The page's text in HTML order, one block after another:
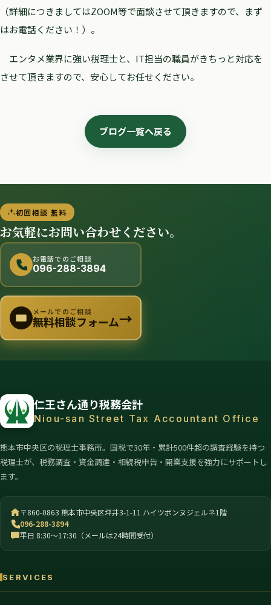
（詳細につきましてはZOOM等で面談させて頂きますので、まず
はお電話ください！）。
エンタメ業界に強い税理士と、IT担当の職員がきちっと対応を
させて頂きますので、安心してお任せください。
ブログ一覧へ戻る
初回相談 無料
お気軽にお問い合わせください。
お電話でのご相談
096-288-3894
メールでのご相談
無料相談フォーム→
仁王さん通り税務会計
Niou-san Street Tax Accountant Office
熊本市中央区の税理士事務所。国税で30年・累計500件超の調査経験を持つ
税理士が、税務調査・資金調達・相続税申告・開業支援を強力にサポートし
ます。
〒860-0863 熊本市中央区坪井3-1-11 ハイツボンヌジェルネ1階
096-288-3894
平日 8:30〜17:30（メールは24時間受付）
SERVICES